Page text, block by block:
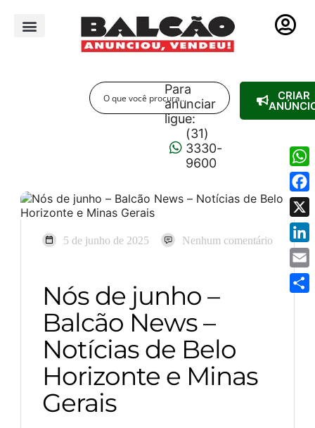
Para
anunciar
ligue:
(31)
3330-
9600
CRIAR
5 de junho de 2025 Nenhum comentário
Nós de junho –
Balcão News –
Notícias de Belo
Horizonte e Minas
Gerais
X